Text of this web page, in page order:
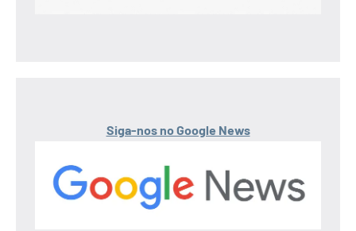
Siga-nos no Google News